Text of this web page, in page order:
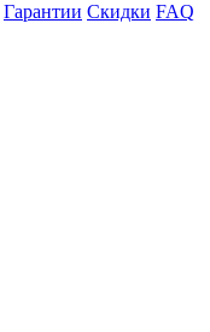
Гарантии Скидки FAQ